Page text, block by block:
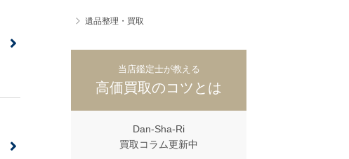
遺品整理・買取
当店鑑定士が教える
高価買取のコツとは
Dan-Sha-Ri
買取コラム更新中